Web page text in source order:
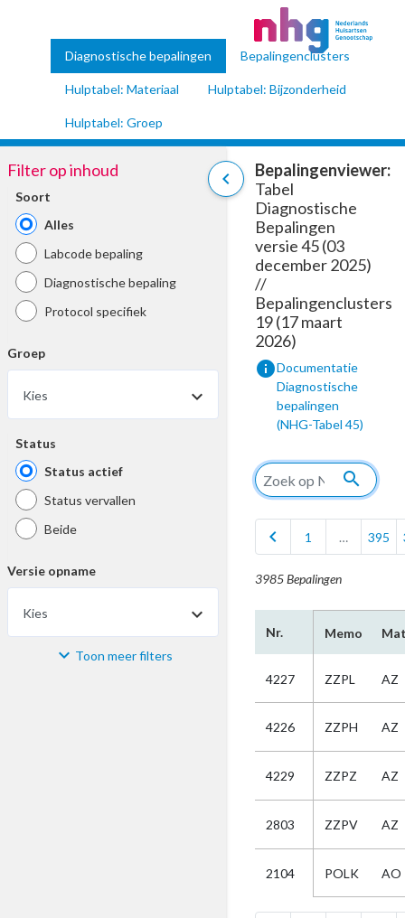
Diagnostische bepalingen Bepalingenclusters
Hulptabel: Materiaal Hulptabel: Bijzonderheid
Hulptabel: Groep
chevron_left
Filter op inhoud
Soort
Alles
Labcode bepaling
Diagnostische bepaling
Protocol specifiek
Groep
Kies
Status
Status actief
Status vervallen
Beide
Versie opname
Kies
Materiaal Toon meer filters
Bepalingenviewer:
Tabel
Diagnostische
Bepalingen
versie 45 (03
december 2025)
//
Bepalingenclusters
19 (17 maart
2026)
infoDocumentatie
Diagnostische
bepalingen
(NHG-Tabel 45)
search
chevron_left 1 … 395
3985 Bepalingen
Nr. Memo
4227 ZZPL AZ
4226 ZZPH AZ
4229 ZZPZ AZ
2803 ZZPV AZ
2104 POLK AO